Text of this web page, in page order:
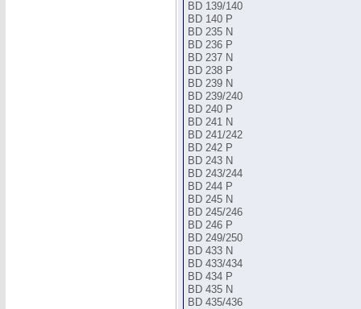
BD 139/140
BD 140 P
BD 235 N
BD 236 P
BD 237 N
BD 238 P
BD 239 N
BD 239/240
BD 240 P
BD 241 N
BD 241/242
BD 242 P
BD 243 N
BD 243/244
BD 244 P
BD 245 N
BD 245/246
BD 246 P
BD 249/250
BD 433 N
BD 433/434
BD 434 P
BD 435 N
BD 435/436